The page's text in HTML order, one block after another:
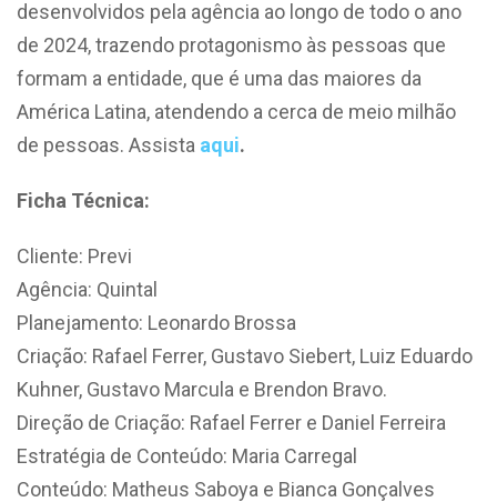
desenvolvidos pela agência ao longo de todo o ano
de 2024, trazendo protagonismo às pessoas que
formam a entidade, que é uma das maiores da
América Latina, atendendo a cerca de meio milhão
de pessoas. Assista aqui.
Ficha Técnica:
Cliente: Previ
Agência: Quintal
Planejamento: Leonardo Brossa
Criação: Rafael Ferrer, Gustavo Siebert, Luiz Eduardo
Kuhner, Gustavo Marcula e Brendon Bravo.
Direção de Criação: Rafael Ferrer e Daniel Ferreira
Estratégia de Conteúdo: Maria Carregal
Conteúdo: Matheus Saboya e Bianca Gonçalves